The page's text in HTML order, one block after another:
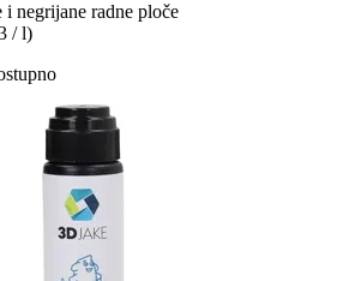
i negrijane radne ploče
/ l)